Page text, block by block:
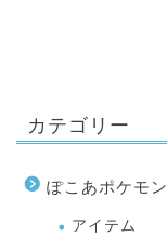
カテゴリー
ぽこあポケモン
アイテム